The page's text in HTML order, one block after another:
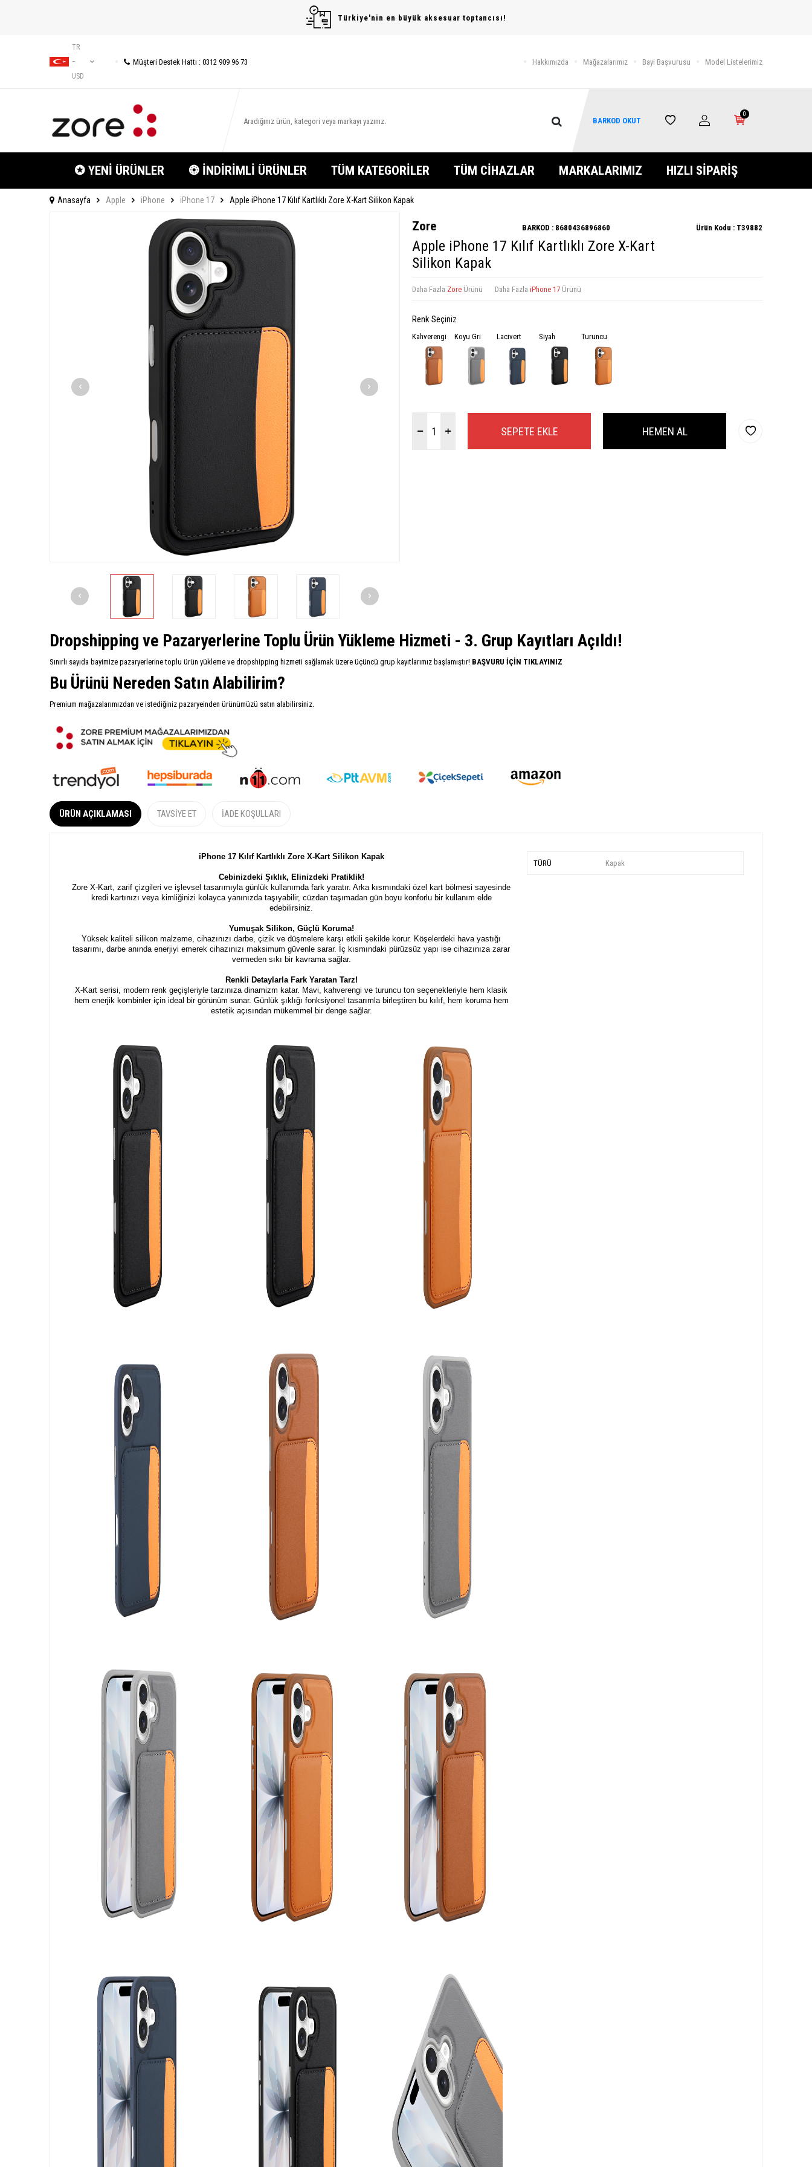
Türkiye'nin en büyük aksesuar toptancısı!
TR
−
USD
Müşteri Destek Hattı : 0312 909 96 73 Hakkımızda Mağazalarımız Bayi Başvurusu Model Listelerimiz
BARKOD OKUT
0
✪ YENİ ÜRÜNLER ❂ İNDİRİMLİ ÜRÜNLER TÜM KATEGORİLER TÜM CİHAZLAR MARKALARIMIZ HIZLI SİPARİŞ
Anasayfa Apple iPhone iPhone 17 Apple iPhone 17 Kılıf Kartlıklı Zore X-Kart Silikon Kapak
Zore BARKOD : 8680436896860 Ürün Kodu : T39882
Apple iPhone 17 Kılıf Kartlıklı Zore X-Kart
Silikon Kapak
Daha Fazla Zore Ürünü Daha Fazla iPhone 17 Ürünü
Renk Seçiniz
Kahverengi Koyu Gri Lacivert Siyah Turuncu
SEPETE EKLE HEMEN AL
Dropshipping ve Pazaryerlerine Toplu Ürün Yükleme Hizmeti - 3. Grup Kayıtları Açıldı!
Sınırlı sayıda bayimize pazaryerlerine toplu ürün yükleme ve dropshipping hizmeti sağlamak üzere üçüncü grup kayıtlarımız başlamıştır! BAŞVURU İÇİN TIKLAYINIZ
Bu Ürünü Nereden Satın Alabilirim?
Premium mağazalarımızdan ve istediğiniz pazaryeinden ürünümüzü satın alabilirsiniz.
ÜRÜN AÇIKLAMASI TAVSIYE ET İADE KOŞULLARI
iPhone 17 Kılıf Kartlıklı Zore X-Kart Silikon Kapak
Cebinizdeki Şıklık, Elinizdeki Pratiklik!
Zore X-Kart, zarif çizgileri ve işlevsel tasarımıyla günlük kullanımda fark yaratır. Arka kısmındaki özel kart bölmesi sayesinde
kredi kartınızı veya kimliğinizi kolayca yanınızda taşıyabilir, cüzdan taşımadan gün boyu konforlu bir kullanım elde
edebilirsiniz.
Yumuşak Silikon, Güçlü Koruma!
Yüksek kaliteli silikon malzeme, cihazınızı darbe, çizik ve düşmelere karşı etkili şekilde korur. Köşelerdeki hava yastığı
tasarımı, darbe anında enerjiyi emerek cihazınızı maksimum güvenle sarar. İç kısmındaki pürüzsüz yapı ise cihazınıza zarar
vermeden sıkı bir kavrama sağlar.
Renkli Detaylarla Fark Yaratan Tarz!
X-Kart serisi, modern renk geçişleriyle tarzınıza dinamizm katar. Mavi, kahverengi ve turuncu ton seçenekleriyle hem klasik
hem enerjik kombinler için ideal bir görünüm sunar. Günlük şıklığı fonksiyonel tasarımla birleştiren bu kılıf, hem koruma hem
estetik açısından mükemmel bir denge sağlar.
TÜRÜ Kapak